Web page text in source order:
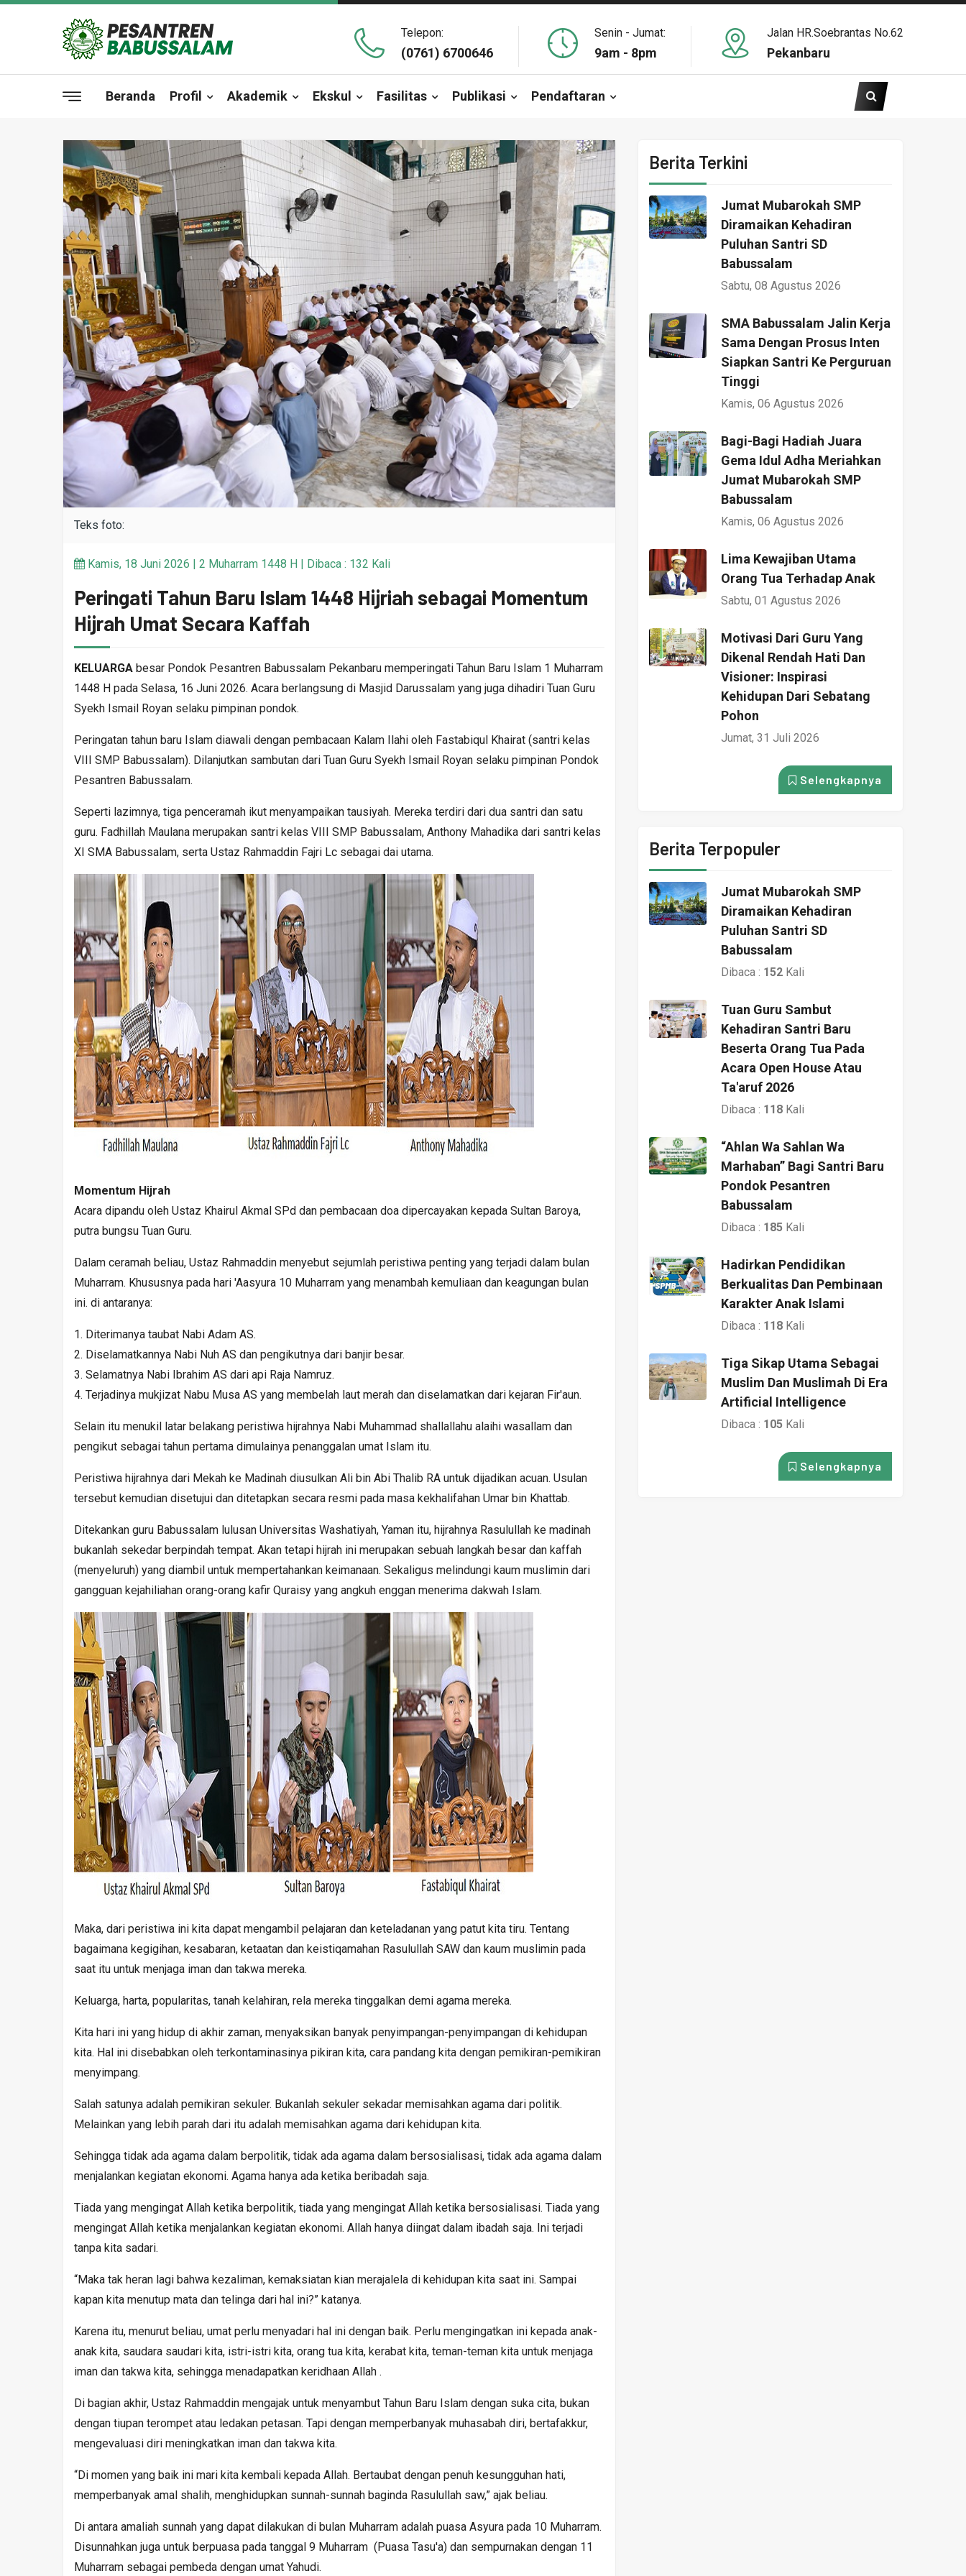
Telepon:
(0761) 6700646
Senin - Jumat:
9am - 8pm
Jalan HR.Soebrantas No.62
Pekanbaru
Beranda Profil Akademik Ekskul Fasilitas Publikasi Pendaftaran
Teks foto:
Kamis, 18 Juni 2026 | 2 Muharram 1448 H | Dibaca : 132 Kali
Peringati Tahun Baru Islam 1448 Hijriah sebagai Momentum
Hijrah Umat Secara Kaffah
KELUARGA besar Pondok Pesantren Babussalam Pekanbaru memperingati Tahun Baru Islam 1 Muharram
1448 H pada Selasa, 16 Juni 2026. Acara berlangsung di Masjid Darussalam yang juga dihadiri Tuan Guru
Syekh Ismail Royan selaku pimpinan pondok.
Peringatan tahun baru Islam diawali dengan pembacaan Kalam Ilahi oleh Fastabiqul Khairat (santri kelas
VIII SMP Babussalam). Dilanjutkan sambutan dari Tuan Guru Syekh Ismail Royan selaku pimpinan Pondok
Pesantren Babussalam.
Seperti lazimnya, tiga penceramah ikut menyampaikan tausiyah. Mereka terdiri dari dua santri dan satu
guru. Fadhillah Maulana merupakan santri kelas VIII SMP Babussalam, Anthony Mahadika dari santri kelas
XI SMA Babussalam, serta Ustaz Rahmaddin Fajri Lc sebagai dai utama.
Momentum Hijrah
Acara dipandu oleh Ustaz Khairul Akmal SPd dan pembacaan doa dipercayakan kepada Sultan Baroya,
putra bungsu Tuan Guru.
Dalam ceramah beliau, Ustaz Rahmaddin menyebut sejumlah peristiwa penting yang terjadi dalam bulan
Muharram. Khususnya pada hari 'Aasyura 10 Muharram yang menambah kemuliaan dan keagungan bulan
ini. di antaranya:
1. Diterimanya taubat Nabi Adam AS.
2. Diselamatkannya Nabi Nuh AS dan pengikutnya dari banjir besar.
3. Selamatnya Nabi Ibrahim AS dari api Raja Namruz.
4. Terjadinya mukjizat Nabu Musa AS yang membelah laut merah dan diselamatkan dari kejaran Fir'aun.
Selain itu menukil latar belakang peristiwa hijrahnya Nabi Muhammad shallallahu alaihi wasallam dan
pengikut sebagai tahun pertama dimulainya penanggalan umat Islam itu.
Peristiwa hijrahnya dari Mekah ke Madinah diusulkan Ali bin Abi Thalib RA untuk dijadikan acuan. Usulan
tersebut kemudian disetujui dan ditetapkan secara resmi pada masa kekhalifahan Umar bin Khattab.
Ditekankan guru Babussalam lulusan Universitas Washatiyah, Yaman itu, hijrahnya Rasulullah ke madinah
bukanlah sekedar berpindah tempat. Akan tetapi hijrah ini merupakan sebuah langkah besar dan kaffah
(menyeluruh) yang diambil untuk mempertahankan keimanaan. Sekaligus melindungi kaum muslimin dari
gangguan kejahiliahan orang-orang kafir Quraisy yang angkuh enggan menerima dakwah Islam.
Maka, dari peristiwa ini kita dapat mengambil pelajaran dan keteladanan yang patut kita tiru. Tentang
bagaimana kegigihan, kesabaran, ketaatan dan keistiqamahan Rasulullah SAW dan kaum muslimin pada
saat itu untuk menjaga iman dan takwa mereka.
Keluarga, harta, popularitas, tanah kelahiran, rela mereka tinggalkan demi agama mereka.
Kita hari ini yang hidup di akhir zaman, menyaksikan banyak penyimpangan-penyimpangan di kehidupan
kita. Hal ini disebabkan oleh terkontaminasinya pikiran kita, cara pandang kita dengan pemikiran-pemikiran
menyimpang.
Salah satunya adalah pemikiran sekuler. Bukanlah sekuler sekadar memisahkan agama dari politik.
Melainkan yang lebih parah dari itu adalah memisahkan agama dari kehidupan kita.
Sehingga tidak ada agama dalam berpolitik, tidak ada agama dalam bersosialisasi, tidak ada agama dalam
menjalankan kegiatan ekonomi. Agama hanya ada ketika beribadah saja.
Tiada yang mengingat Allah ketika berpolitik, tiada yang mengingat Allah ketika bersosialisasi. Tiada yang
mengingat Allah ketika menjalankan kegiatan ekonomi. Allah hanya diingat dalam ibadah saja. Ini terjadi
tanpa kita sadari.
“Maka tak heran lagi bahwa kezaliman, kemaksiatan kian merajalela di kehidupan kita saat ini. Sampai
kapan kita menutup mata dan telinga dari hal ini?” katanya.
Karena itu, menurut beliau, umat perlu menyadari hal ini dengan baik. Perlu mengingatkan ini kepada anak-
anak kita, saudara saudari kita, istri-istri kita, orang tua kita, kerabat kita, teman-teman kita untuk menjaga
iman dan takwa kita, sehingga menadapatkan keridhaan Allah .
Di bagian akhir, Ustaz Rahmaddin mengajak untuk menyambut Tahun Baru Islam dengan suka cita, bukan
dengan tiupan terompet atau ledakan petasan. Tapi dengan memperbanyak muhasabah diri, bertafakkur,
mengevaluasi diri meningkatkan iman dan takwa kita.
“Di momen yang baik ini mari kita kembali kepada Allah. Bertaubat dengan penuh kesungguhan hati,
memperbanyak amal shalih, menghidupkan sunnah-sunnah baginda Rasulullah saw,” ajak beliau.
Di antara amaliah sunnah yang dapat dilakukan di bulan Muharram adalah puasa Asyura pada 10 Muharram.
Disunnahkan juga untuk berpuasa pada tanggal 9 Muharram (Puasa Tasu'a) dan sempurnakan dengan 11
Muharram sebagai pembeda dengan umat Yahudi.
Berita Terkini
Jumat Mubarokah SMP
Diramaikan Kehadiran
Puluhan Santri SD
Babussalam
Sabtu, 08 Agustus 2026
SMA Babussalam Jalin Kerja
Sama Dengan Prosus Inten
Siapkan Santri Ke Perguruan
Tinggi
Kamis, 06 Agustus 2026
Bagi-Bagi Hadiah Juara
Gema Idul Adha Meriahkan
Jumat Mubarokah SMP
Babussalam
Kamis, 06 Agustus 2026
Lima Kewajiban Utama
Orang Tua Terhadap Anak
Sabtu, 01 Agustus 2026
Motivasi Dari Guru Yang
Dikenal Rendah Hati Dan
Visioner: Inspirasi
Kehidupan Dari Sebatang
Pohon
Jumat, 31 Juli 2026
Selengkapnya
Berita Terpopuler
Jumat Mubarokah SMP
Diramaikan Kehadiran
Puluhan Santri SD
Babussalam
Dibaca : 152 Kali
Tuan Guru Sambut
Kehadiran Santri Baru
Beserta Orang Tua Pada
Acara Open House Atau
Ta'aruf 2026
Dibaca : 118 Kali
“Ahlan Wa Sahlan Wa
Marhaban” Bagi Santri Baru
Pondok Pesantren
Babussalam
Dibaca : 185 Kali
Hadirkan Pendidikan
Berkualitas Dan Pembinaan
Karakter Anak Islami
Dibaca : 118 Kali
Tiga Sikap Utama Sebagai
Muslim Dan Muslimah Di Era
Artificial Intelligence
Dibaca : 105 Kali
Selengkapnya